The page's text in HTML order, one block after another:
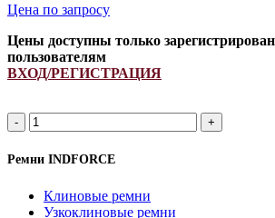
Цена по запросу
Цены доступны только
пользователям
ВХОД/РЕГИСТРАЦИЯ
Ремень
667681.0/
84457079
INDFORCE
Ремни INDFORCE
Клиновые ремни
Узкоклиновые ремни